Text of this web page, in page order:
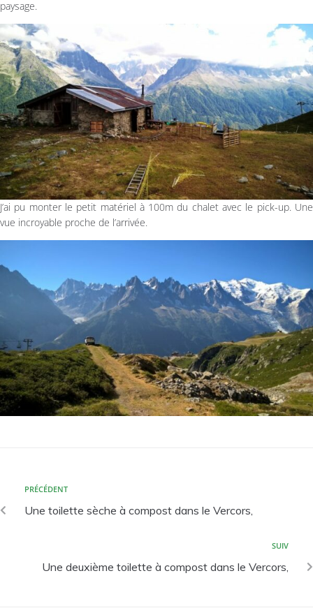
paysage.
J’ai pu monter le petit matériel à 100m du chalet avec le pick-up. Une
vue incroyable proche de l’arrivée.
PRÉCÉDENT
Une toilette sèche à compost dans le Vercors,
SUIV
Une deuxième toilette à compost dans le Vercors,